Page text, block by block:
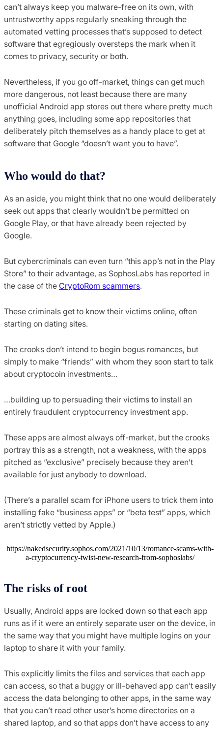
can’t always keep you malware-free on its own, with
untrustworthy apps regularly sneaking through the
automated vetting processes that’s supposed to detect
software that egregiously oversteps the mark when it
comes to privacy, security or both.
Nevertheless, if you go off-market, things can get much
more dangerous, not least because there are many
unofficial Android app stores out there where pretty much
anything goes, including some app repositories that
deliberately pitch themselves as a handy place to get at
software that Google “doesn’t want you to have”.
Who would do that?
As an aside, you might think that no one would deliberately
seek out apps that clearly wouldn’t be permitted on
Google Play, or that have already been rejected by
Google.
But cybercriminals can even turn “this app’s not in the Play
Store” to their advantage, as SophosLabs has reported in
the case of the CryptoRom scammers.
These criminals get to know their victims online, often
starting on dating sites.
The crooks don’t intend to begin bogus romances, but
simply to make “friends” with whom they soon start to talk
about cryptocoin investments…
…building up to persuading their victims to install an
entirely fraudulent cryptocurrency investment app.
These apps are almost always off-market, but the crooks
portray this as a strength, not a weakness, with the apps
pitched as “exclusive” precisely because they aren’t
available for just anybody to download.
(There’s a parallel scam for iPhone users to trick them into
installing fake “business apps” or “beta test” apps, which
aren’t strictly vetted by Apple.)
https://nakedsecurity.sophos.com/2021/10/13/romance-scams-with-
a-cryptocurrency-twist-new-research-from-sophoslabs/
The risks of root
Usually, Android apps are locked down so that each app
runs as if it were an entirely separate user on the device, in
the same way that you might have multiple logins on your
laptop to share it with your family.
This explicitly limits the files and services that each app
can access, so that a buggy or ill-behaved app can’t easily
access the data belonging to other apps, in the same way
that you can’t read other user’s home directories on a
shared laptop, and so that apps don’t have access to any